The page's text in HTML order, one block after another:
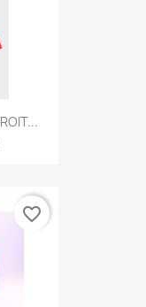
favorite_border